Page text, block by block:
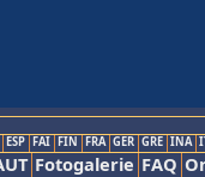
ESP FAI FIN FRA GER GRE INA
Fotogalerie FAQ